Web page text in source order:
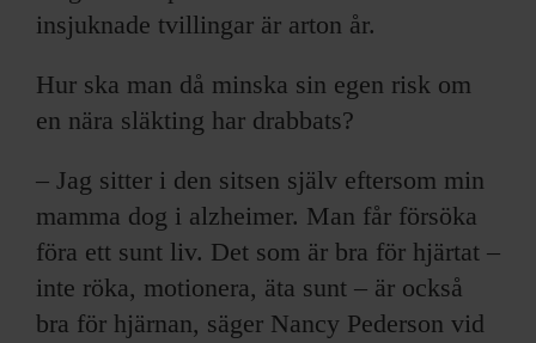
insjuknade tvillingar är arton år.
Hur ska man då minska sin egen risk om
en nära släkting har drabbats?
– Jag sitter i den sitsen själv eftersom min
mamma dog i alzheimer. Man får försöka
föra ett sunt liv. Det som är bra för hjärtat –
inte röka, motionera, äta sunt – är också
bra för hjärnan, säger Nancy Pederson vid